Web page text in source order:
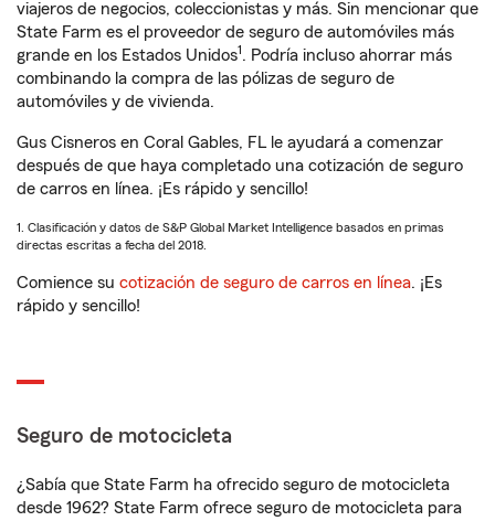
viajeros de negocios, coleccionistas y más. Sin mencionar que
State Farm es el proveedor de seguro de automóviles más
grande en los Estados Unidos1. Podría incluso ahorrar más
combinando la compra de las pólizas de seguro de
automóviles y de vivienda.
Gus Cisneros en Coral Gables, FL le ayudará a comenzar
después de que haya completado una cotización de seguro
de carros en línea. ¡Es rápido y sencillo!
1. Clasificación y datos de S&P Global Market Intelligence basados en primas
directas escritas a fecha del 2018.
Comience su cotización de seguro de carros en línea. ¡Es
rápido y sencillo!
Seguro de motocicleta
¿Sabía que State Farm ha ofrecido seguro de motocicleta
desde 1962? State Farm ofrece seguro de motocicleta para